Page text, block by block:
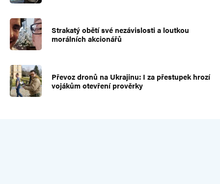
Strakatý obětí své nezávislosti a loutkou
morálních akcionářů
Převoz dronů na Ukrajinu: I za přestupek hrozí
vojákům otevření prověrky